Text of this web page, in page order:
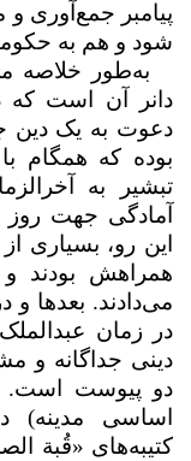
پیامبر جمع‌آوری
شود و هم به
به‌طور خلاصه
دانر آن است که
دعوت به یک دین
بوده که همگام
تبشیر به
آمادگی جهت
این رو، بسیاری
همراهش بودند
می‌دادند. بعدها
در زمان
دینی جداگانه
دو پیوست است.
اساسی مدینه)
کتیبه‌های «قُبة